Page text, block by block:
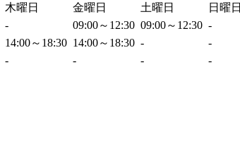
木曜日 金曜日 土曜日
日曜日
- 09:00～12:30 09:00～12:30 -
14:00～18:30 14:00～18:30 -
-
- - - -